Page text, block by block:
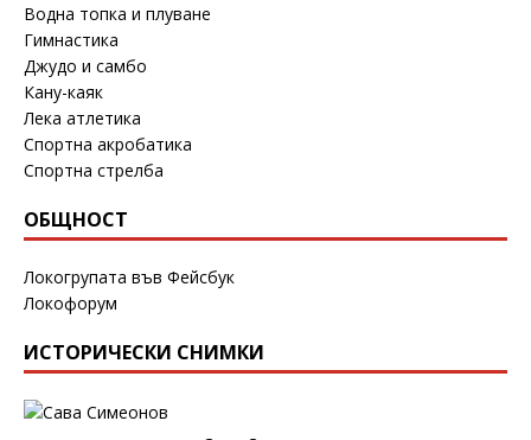
Водна топка и плуване
Гимнастика
Джудо и самбо
Кану-каяк
Лека атлетика
Спортна акробатика
Спортна стрелба
ОБЩНОСТ
Локогрупата във Фейсбук
Локофорум
ИСТОРИЧЕСКИ СНИМКИ